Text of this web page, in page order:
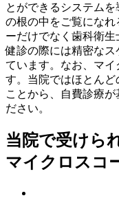
とができるシステム
の根の中をご覧にな
ーだけでなく歯科衛
健診の際には精密な
ています。なお、マイ
す。当院ではほとん
ことから、自費診療
ださい。
当院で受けら
マイクロスコ